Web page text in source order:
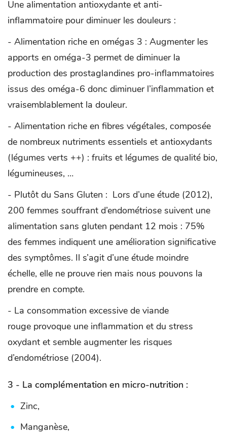
Une alimentation antioxydante et anti-
inflammatoire pour diminuer les douleurs :
- Alimentation riche en omégas 3 : Augmenter les
apports en oméga-3 permet de diminuer la
production des prostaglandines pro-inflammatoires
issus des oméga-6 donc diminuer l’inflammation et
vraisemblablement la douleur.
- Alimentation riche en fibres végétales, composée
de nombreux nutriments essentiels et antioxydants
(légumes verts ++) : fruits et légumes de qualité bio,
légumineuses, …
- Plutôt du Sans Gluten : Lors d’une étude (2012),
200 femmes souffrant d’endométriose suivent une
alimentation sans gluten pendant 12 mois : 75%
des femmes indiquent une amélioration significative
des symptômes. Il s’agit d’une étude moindre
échelle, elle ne prouve rien mais nous pouvons la
prendre en compte.
- La consommation excessive de viande
rouge provoque une inflammation et du stress
oxydant et semble augmenter les risques
d’endométriose (2004).
3 - La complémentation en micro-nutrition :
Zinc,
Manganèse,